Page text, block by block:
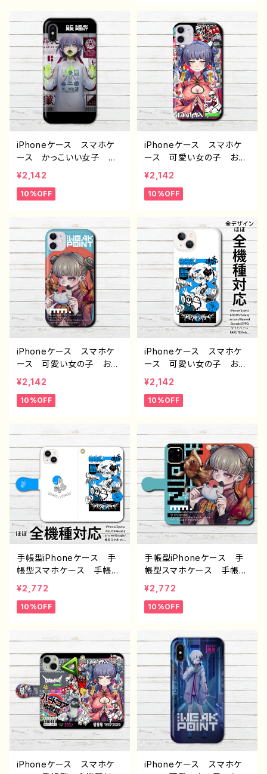
ル etc. 手帳型 全機種
対応
a Googlepixel Galaxy
おすすめ 個性的 And
roid アンドロイド ケー
ス 人気 イラストレータ
ー 絵師 クリエイター
オリジナル デザイン グッ
ズ タイトル：WEAKPOINT
作：柴田ヰコ G-6
iPhoneケース スマホケ
ース かっこいい女子 お
しゃれ イラスト 病みか
わいい エモい 厨二病
クール iPhone15/14/13/1
個性的 Android アンド
ロイド ケース 人気 イ
ラストレーター 絵師 ク
リエイター オリジナル デ
ザイン グッズ タイトル：
無題 作：柴田ヰコ G-6
¥2,142
10%OFF
iPhoneケース スマホケ
ース 可愛い女の子 おし
ゃれ服 かっこいい女子
イラスト 病みかわいい
メンヘラ ヤンデレ エモ
金魚 ロック系 クール i
Phone13/12/11 AQUOS
Xperia Galaxy OPP
O BASIO Android ア
ンドロイド ケース おすす
め 個性的 JK 女子高
校生 セーラー服 銀髪
生足 ツインテール フー
ド パーカー 人気 イラ
ストレーター 絵師 クリ
エイター グッズ タイト
ル：柴田ヰコpattern15
作：柴田ヰコ G-6
¥2,142
10%OFF
iPhoneケース スマホケ
ース 可愛い女の子 おし
ゃれ服 イラスト 病みか
わいい エモい チャイナ
服 パンダ 金魚 高校
おすすめ 個性的 And
roid アンドロイド ケー
ス 人気 イラストレータ
ー 絵師 クリエイター
オリジナル デザイン グッ
ズ タイトル：柴田ヰコpatt
ern13 作：柴田ヰコ G-6
¥2,142
10%OFF
iPhoneケース スマホケ
ース 可愛い女の子 おし
ゃれ服 イラスト くま
鯉 エモい 高校生 男
子 iPhone17/16/15/14/1
アンドロイド ケース 人
気 イラストレーター 絵
師 クリエイター オリジ
ナル デザイン グッズ タ
イトル：柴田ヰコpattern18
作：柴田ヰコ G-6
¥2,142
10%OFF
手帳型iPhoneケース 手
帳型スマホケース 手帳
型 全機種対応 可愛い女
の子 おしゃれ服 イラス
ト くま 犬 金魚 エモ
すめ 個性的 Android
アンドロイド ケース 人
気 イラストレーター 絵
師 クリエイター オリジ
ナル デザイン グッズ タ
イトル：柴田ヰコpattern19
作：柴田ヰコ G-6
¥2,772
10%OFF
手帳型iPhoneケース 手
帳型スマホケース 手帳
型 全機種対応 可愛い女
の子 おしゃれ服 イラス
ト チャイナ服 パンダ
3 AQUOS Xperia Go
oglepixel Galaxy おす
すめ 個性的 Android
アンドロイド ケース 人
気 イラストレーター 絵
師 クリエイター オリジ
ナル デザイン グッズ タ
イトル：柴田ヰコpattern5
作：柴田ヰコ G-6
¥2,772
10%OFF
iPhoneケース スマホケ
iPhoneケース スマホケ